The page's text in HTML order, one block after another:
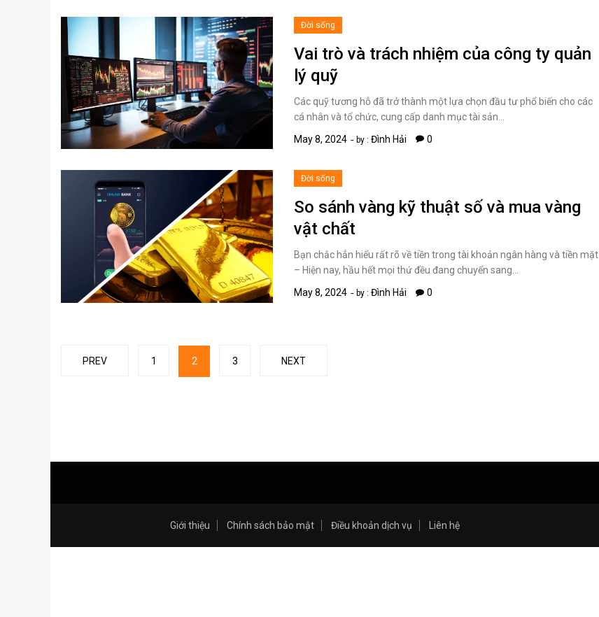
Đời sống
Vai trò và trách nhiệm của công ty quản
lý quỹ
Các quỹ tương hỗ đã trở thành một lựa chọn đầu tư phổ biến cho các
cá nhân và tổ chức, cung cấp danh mục tài sản…
May 8, 2024
by :Đình Hải 0
Đời sống
So sánh vàng kỹ thuật số và mua vàng
vật chất
Bạn chắc hẳn hiểu rất rõ về tiền trong tài khoản ngân hàng và tiền mặt
– Hiện nay, hầu hết mọi thứ đều đang chuyển sang…
May 8, 2024
by :Đình Hải 0
Posts
PREV 1 2 3 NEXT
Giới thiệu Chính sách bảo mật Điều khoản dịch vụ Liên hệ